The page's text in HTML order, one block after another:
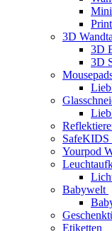
Mini
3D
3D
3D
Yourpod
Babywelt
Etiketten